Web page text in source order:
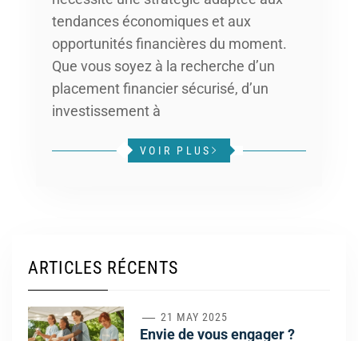
tendances économiques et aux
opportunités financières du moment.
Que vous soyez à la recherche d’un
placement financier sécurisé, d’un
investissement à
VOIR PLUS
ARTICLES RÉCENTS
21 MAY 2025
Envie de vous engager ?